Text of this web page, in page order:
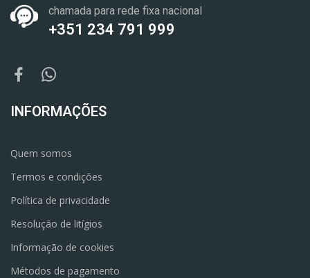
chamada para rede fixa nacional
+351 234 791 999
INFORMAÇÕES
Quem somos
Termos e condições
Política de privacidade
Resolução de litígios
Informação de cookies
Métodos de pagamento